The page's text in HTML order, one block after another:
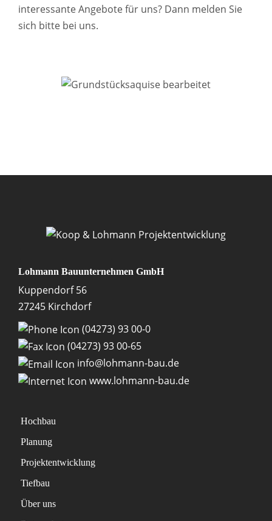
interessante Angebote für uns? Dann melden Sie
sich bitte bei uns.
Lohmann Bauunternehmen GmbH
Kuppendorf 56
27245 Kirchdorf
(04273) 93 00-0
(04273) 93 00-65
info@lohmann-bau.de
www.lohmann-bau.de
Hochbau
Planung
Projektentwicklung
Tiefbau
Über uns